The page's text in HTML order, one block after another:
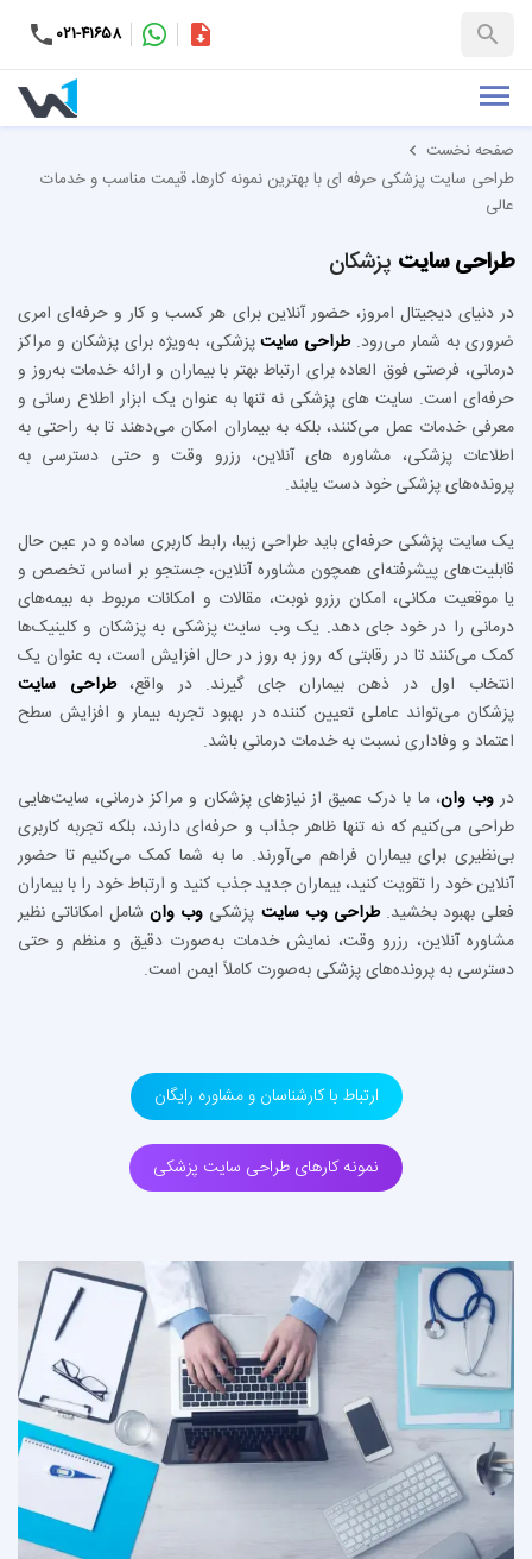
۰۲۱-۴۱۶۵۸
+۹۸-کاتالوگ
صفحه نخست
طراحی سایت پزشکی حرفه ای با بهترین نمونه کارها، قیمت مناسب و خدمات
عالی
طراحی سایت پزشکان
در دنیای دیجیتال امروز، حضور آنلاین برای هر کسب‌ و کار و حرفه‌ای امری
ضروری به شمار می‌رود.طراحی سایتپزشکی، به‌ویژه برای پزشکان و مراکز
درمانی، فرصتی فوق‌ العاده برای ارتباط بهتر با بیماران و ارائه خدمات به‌روز و
حرفه‌ای است. سایت های پزشکی نه تنها به عنوان یک ابزار اطلاع‌ رسانی و
معرفی خدمات عمل می‌کنند، بلکه به بیماران امکان می‌دهند تا به راحتی به
اطلاعات پزشکی، مشاوره‌ های آنلاین، رزرو وقت و حتی دسترسی به
پرونده‌های پزشکی خود دست یابند.
یک سایت پزشکی حرفه‌ای باید طراحی زیبا، رابط کاربری ساده و در عین حال
قابلیت‌های پیشرفته‌ای همچون مشاوره آنلاین، جستجو بر اساس تخصص و
یا موقعیت مکانی، امکان رزرو نوبت، مقالات و امکانات مربوط به بیمه‌های
درمانی را در خود جای دهد. یک وب سایت پزشکی به پزشکان و کلینیک‌ها
کمک می‌کنند تا در رقابتی که روز به روز در حال افزایش است، به عنوان یک
انتخاب اول در ذهن بیماران جای گیرند. در واقع،طراحی سایت
پزشکان می‌تواند عاملی تعیین‌ کننده در بهبود تجربه بیمار و افزایش سطح
اعتماد و وفاداری نسبت به خدمات درمانی باشد.
دروب وان، ما با درک عمیق از نیازهای پزشکان و مراکز درمانی، سایت‌هایی
طراحی می‌کنیم که نه تنها ظاهر جذاب و حرفه‌ای دارند، بلکه تجربه کاربری
بی‌نظیری برای بیماران فراهم می‌آورند. ما به شما کمک می‌کنیم تا حضور
آنلاین خود را تقویت کنید، بیماران جدید جذب کنید و ارتباط خود را با بیماران
فعلی بهبود بخشید.طراحی وب سایت پزشکی وب وانشامل امکاناتی نظیر
مشاوره آنلاین، رزرو وقت، نمایش خدمات به‌صورت دقیق و منظم و حتی
دسترسی به پرونده‌های پزشکی به‌صورت کاملاً ایمن است.
ارتباط با کارشناسان و مشاوره رایگان
نمونه کارهای طراحی سایت پزشکی